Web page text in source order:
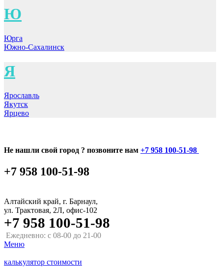
Ю
Юрга
Южно-Сахалинск
Я
Ярославль
Якутск
Ярцево
Не нашли свой город ? позвоните нам +7 958 100-51-98
+7 958 100-51-98
Алтайский край, г. Барнаул,
ул. Трактовая, 2Л, офис-102
+7 958 100-51-98
Ежедневно: с 08-00 до 21-00
Меню
калькулятор стоимости